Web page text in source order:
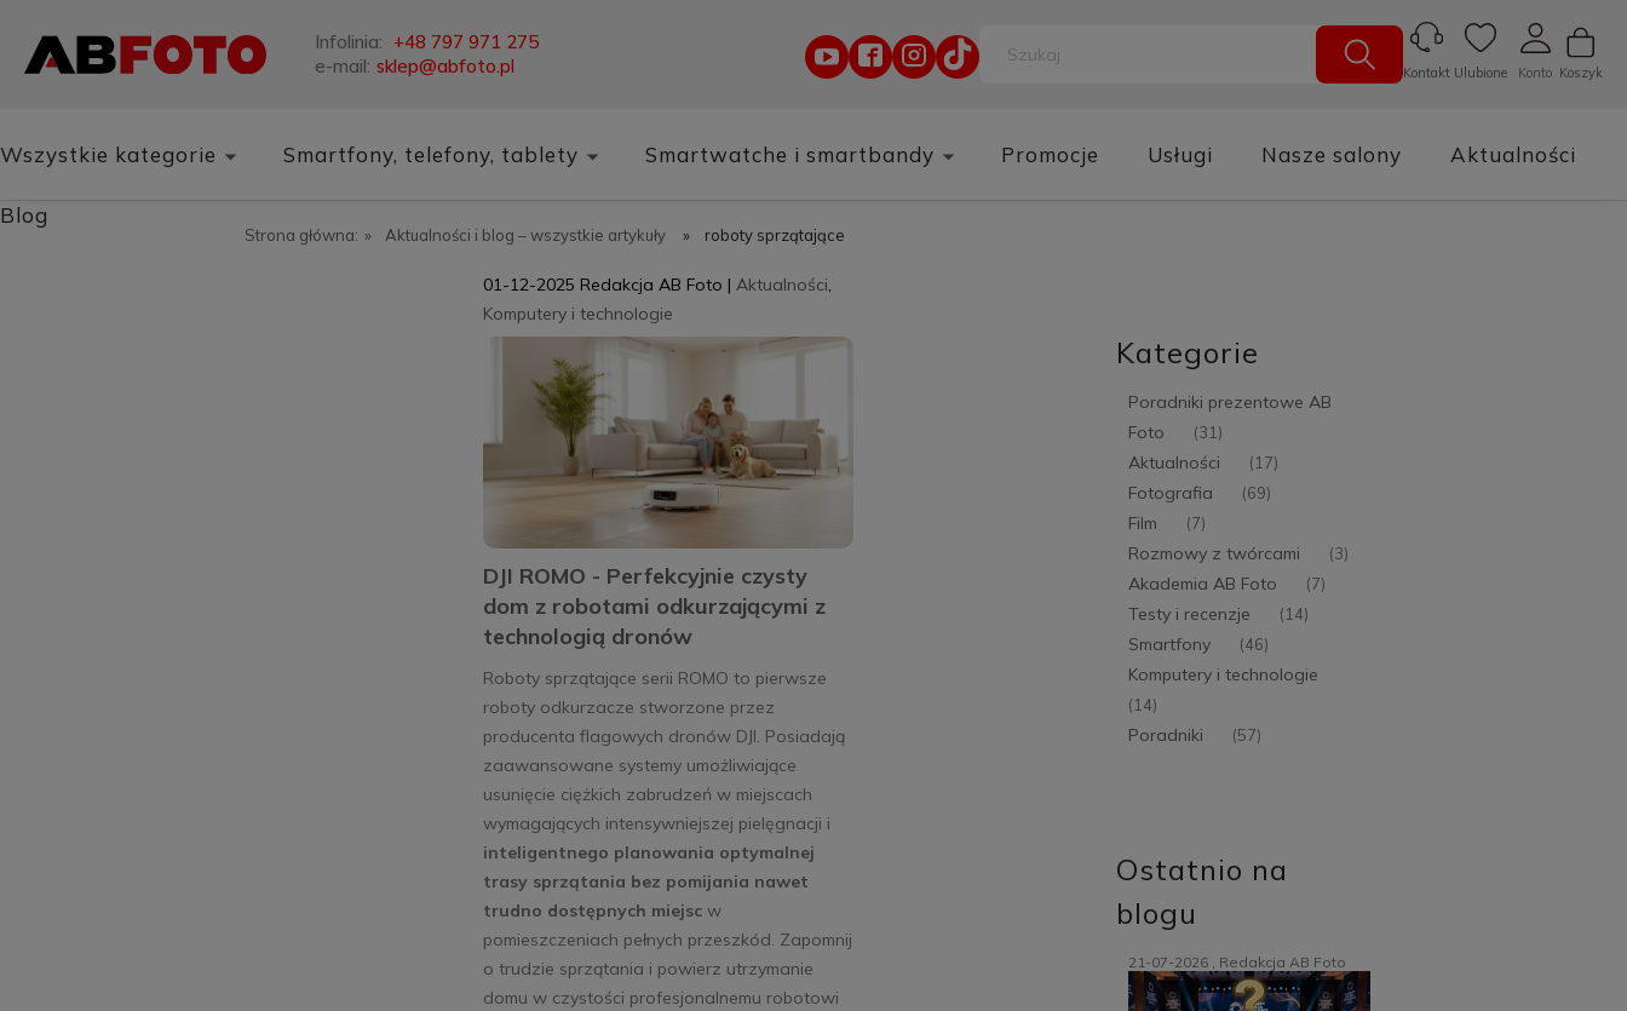
Infolinia: +48 797 971 275
e-mail: sklep@abfoto.pl Koszyk
Konto
Ulubione
Kontakt
Wszystkie kategorie Smartfony, telefony, tablety Smartwatche i smartbandy Promocje Usługi Nasze salony Aktualności
Blog
Strona główna: » Aktualności i blog – wszystkie artykuły » roboty sprzątające
DJI ROMO - Perfekcyjnie czysty
dom z robotami odkurzającymi z
technologią dronów
01-12-2025 Redakcja AB Foto | Aktualności,
Komputery i technologie
Roboty sprzątające serii ROMO to pierwsze
roboty odkurzacze stworzone przez
producenta flagowych dronów DJI. Posiadają
zaawansowane systemy umożliwiające
usunięcie ciężkich zabrudzeń w miejscach
wymagających intensywniejszej pielęgnacji i
inteligentnego planowania optymalnej
trasy sprzątania bez pomijania nawet
trudno dostępnych miejsc w
pomieszczeniach pełnych przeszkód. Zapomnij
o trudzie sprzątania i powierz utrzymanie
domu w czystości profesjonalnemu robotowi
Kategorie
Poradniki prezentowe AB
Foto
(31)
Aktualności (17)
Fotografia (69)
Film (7)
Rozmowy z twórcami (3)
Akademia AB Foto (7)
Testy i recenzje (14)
Smartfony (46)
Komputery i technologie
(14)
Poradniki (57)
Ostatnio na
blogu
21-07-2026 , Redakcja AB Foto